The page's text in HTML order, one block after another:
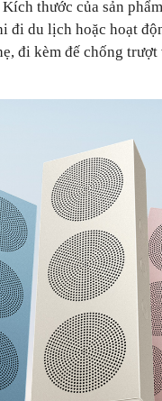
thước của sản
đi du lịch hoặc hoạt
đi kèm đế chống